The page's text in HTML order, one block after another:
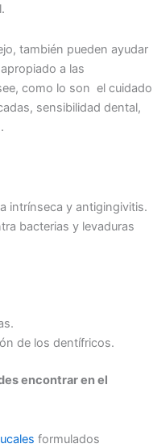
también pueden ayudar
a las
como lo son el cuidado
sensibilidad dental,
intrínseca y antigingivitis.
bacterias y levaduras
de los dentífricos.
encontrar en el
formulados